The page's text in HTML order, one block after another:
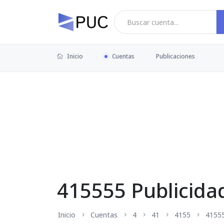
Inicio Cuentas Publicaciones
415555
Inicio Cuentas 4 41 4155